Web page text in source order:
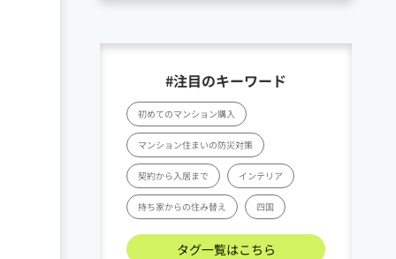
#注目のキーワード
初めてのマンション購入
マンション住まいの防災対策
契約から入居まで インテリア
持ち家からの住み替え 四国
タグ一覧はこちら